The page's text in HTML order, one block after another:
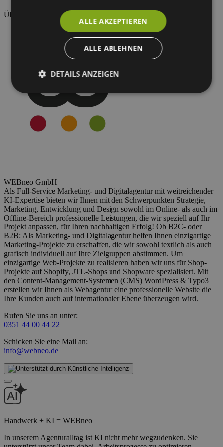
Über den Autor
WEBneo GmbH
Als Full-Service Marketing- und Digitalagentur mit weitreichender
KI-Expertise bieten wir Ihnen mit den Schwerpunkten Strategie,
Marketing, Entwicklung und Design sowohl im Online- als auch im
Offline-Bereich professionelle Leistungen, die wir speziell auf Ihr
Projekt anpassen, für Ihren nachhaltigen Erfolg! Ob B2C- oder
B2B: Als Marketing- und Digitalagentur helfen Ihnen einzigartige
Marketing-Projekte zu erschaffen, die wir sowohl textlich als auch
grafisch individuell auf Ihre Zielgruppen abstimmen. Um
einzigartige Web-Projekte zu realisieren haben wir uns für Shop-
Projekte auf Shopify, JTL-Shops und Shopware spezialisiert. Mit
den Content-Management-Systemen (CMS) WordPress & Typo3
erstellen wir Ihnen als Webagentur eine professionelle Website die
Ihre Kunden auch auf internationaler Ebene überzeugen wird.
Rufen Sie uns an unter:
0351 44 00 44 22
Schicken Sie eine Mail an:
info@webneo.de
Handwerk + KI = WEBneo
In unserem Agenturalltag ist KI nicht mehr wegzudenken. Sie
ALLE AKZEPTIEREN
ALLE ABLEHNEN
DETAILS ANZEIGEN